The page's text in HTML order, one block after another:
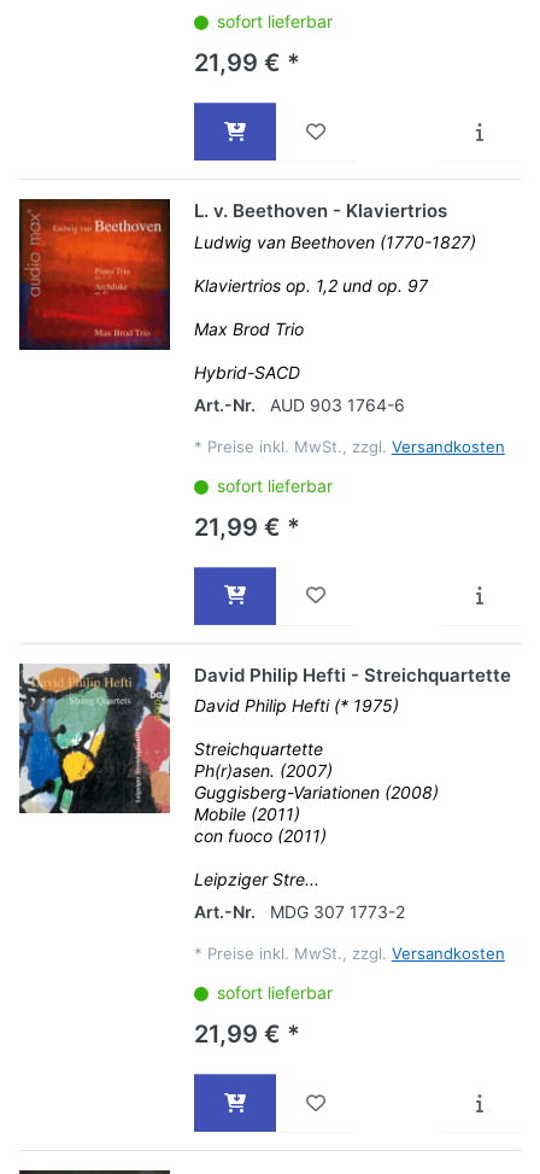
sofort lieferbar
21,99 € *
L. v. Beethoven - Klaviertrios
Ludwig van Beethoven (1770-1827)
Klaviertrios op. 1,2 und op. 97
Max Brod Trio
Hybrid-SACD
Art.-Nr.
AUD 903 1764-6
* Preise inkl. MwSt., zzgl. Versandkosten
sofort lieferbar
21,99 € *
David Philip Hefti - Streichquartette
David Philip Hefti (* 1975)
Streichquartette
Ph(r)asen. (2007)
Guggisberg-Variationen (2008)
Mobile (2011)
con fuoco (2011)
Leipziger Stre...
Art.-Nr.
MDG 307 1773-2
* Preise inkl. MwSt., zzgl. Versandkosten
sofort lieferbar
21,99 € *